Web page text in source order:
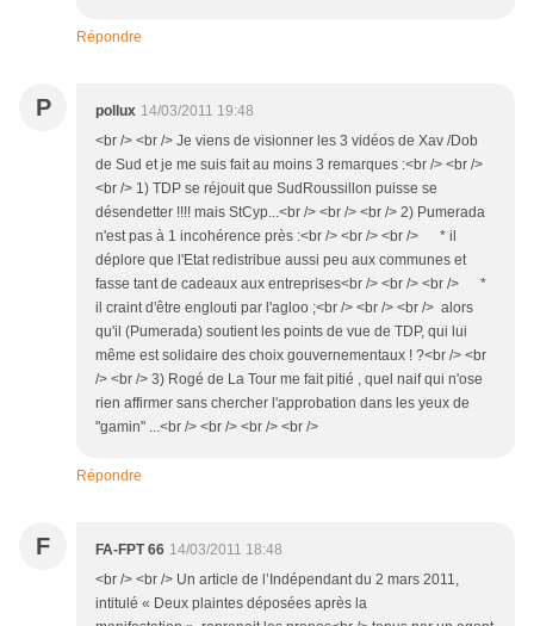
Répondre
P pollux 14/03/2011 19:48
<br /> <br /> Je viens de visionner les 3 vidéos de Xav /Dob
de Sud et je me suis fait au moins 3 remarques :<br /> <br />
<br /> 1) TDP se réjouit que SudRoussillon puisse se
désendetter !!!! mais StCyp...<br /> <br /> <br /> 2) Pumerada
n'est pas à 1 incohérence près :<br /> <br /> <br /> * il
déplore que l'Etat redistribue aussi peu aux communes et
fasse tant de cadeaux aux entreprises<br /> <br /> <br /> *
il craint d'être englouti par l'agloo ;<br /> <br /> <br /> alors
qu'il (Pumerada) soutient les points de vue de TDP, qui lui
même est solidaire des choix gouvernementaux ! ?<br /> <br
/> <br /> 3) Rogé de La Tour me fait pitié , quel naif qui n'ose
rien affirmer sans chercher l'approbation dans les yeux de
"gamin" ...<br /> <br /> <br /> <br />
Répondre
F FA-FPT 66 14/03/2011 18:48
<br /> <br /> Un article de l’Indépendant du 2 mars 2011,
intitulé « Deux plaintes déposées après la